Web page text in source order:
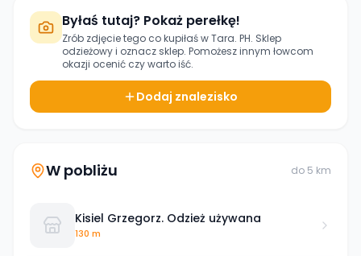
Byłaś tutaj? Pokaż perełkę!
Zrób zdjęcie tego co kupiłaś wTara. PH. Sklep
odzieżowyi oznacz sklep. Pomożesz innym łowcom
okazji ocenić czy warto iść.
Dodaj znalezisko
W pobliżu do 5 km
Kisiel Grzegorz. Odzież używana
130 m